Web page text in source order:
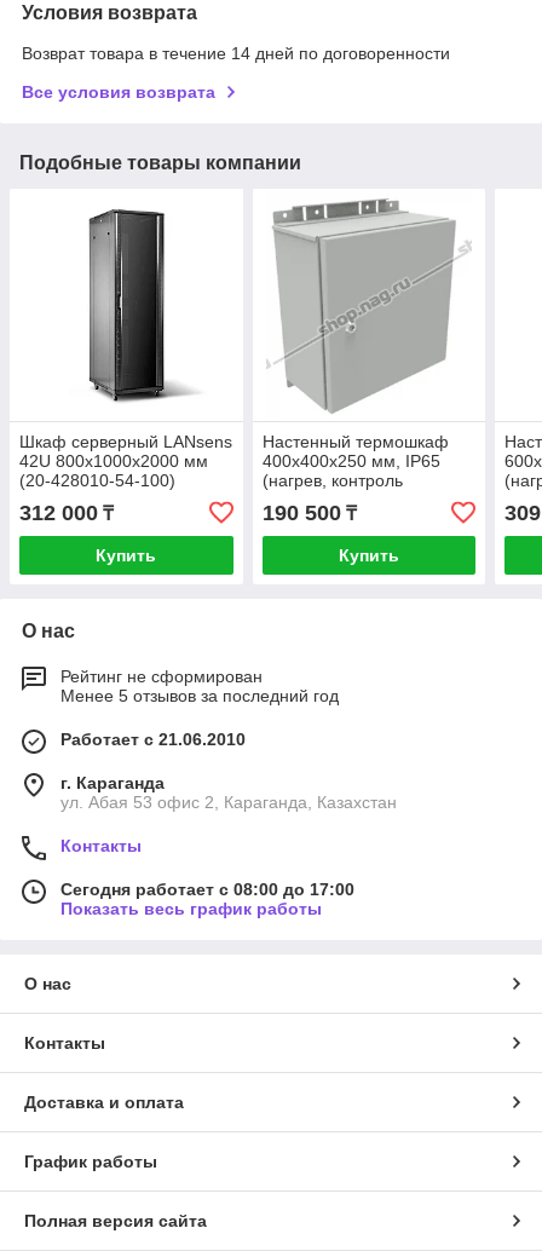
Условия возврата
Возврат товара в течение 14 дней по договоренности
Все условия возврата
Подобные товары компании
Шкаф серверный LANsens
42U 800x1000x2000 мм
(20-428010-54-100)
312 000 ₸
Купить
Настенный термошкаф
400x400x250 мм, IP65
(нагрев, контроль
190 500₸
Купить
О нас
Рейтинг не сформирован
Менее 5 отзывов за последний год
Работает с 21.06.2010
г. Караганда
ул. Абая 53 офис 2, Караганда, Казахстан
Контакты
Сегодня работает с 08:00 до 17:00
Показать весь график работы
О нас
Контакты
Доставка и оплата
График работы
Полная версия сайта